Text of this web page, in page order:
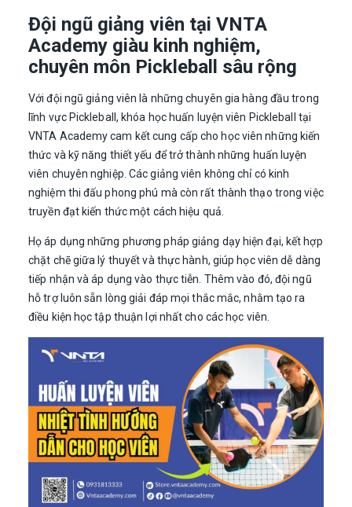
Đội ngũ giảng viên tại VNTA
Academy giàu kinh nghiệm,
chuyên môn Pickleball sâu rộng
Với đội ngũ giảng viên là những chuyên gia hàng đầu trong
lĩnh vực Pickleball, khóa học huấn luyện viên Pickleball tại
VNTA Academy cam kết cung cấp cho học viên những kiến
thức và kỹ năng thiết yếu để trở thành những huấn luyện
viên chuyên nghiệp. Các giảng viên không chỉ có kinh
nghiệm thi đấu phong phú mà còn rất thành thạo trong việc
truyền đạt kiến thức một cách hiệu quả.
Họ áp dụng những phương pháp giảng dạy hiện đại, kết hợp
chặt chẽ giữa lý thuyết và thực hành, giúp học viên dễ dàng
tiếp nhận và áp dụng vào thực tiễn. Thêm vào đó, đội ngũ
hỗ trợ luôn sẵn lòng giải đáp mọi thắc mắc, nhằm tạo ra
điều kiện học tập thuận lợi nhất cho các học viên.